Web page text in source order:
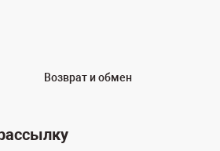
Возврат и обмен